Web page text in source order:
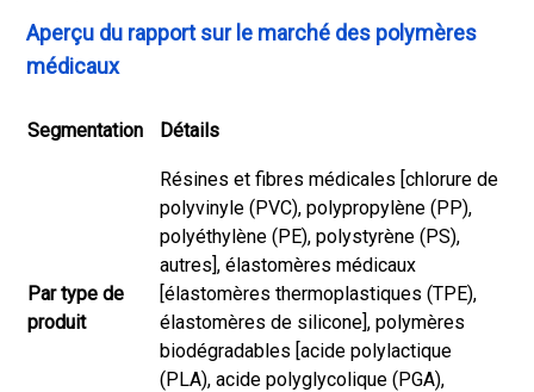
Aperçu du rapport sur le marché des polymères
médicaux
Segmentation Détails
Par type de
produit
Résines et fibres médicales [chlorure de
polyvinyle (PVC), polypropylène (PP),
polyéthylène (PE), polystyrène (PS),
autres], élastomères médicaux
[élastomères thermoplastiques (TPE),
élastomères de silicone], polymères
biodégradables [acide polylactique
(PLA), acide polyglycolique (PGA),